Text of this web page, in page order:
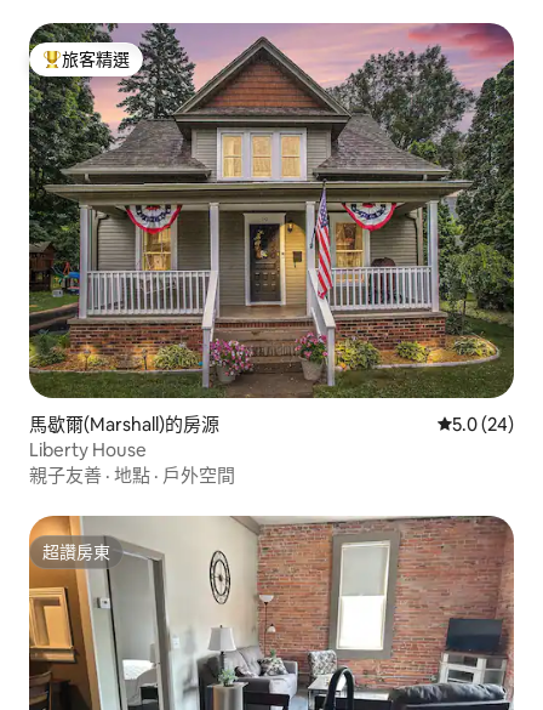
旅客精選榜首
旅客精選
馬歇爾(Marshall)的房源 從 24 則評
5.0 (24)
Liberty House
親子友善 · 地點 · 戶外空間
超讚房東
超讚房東